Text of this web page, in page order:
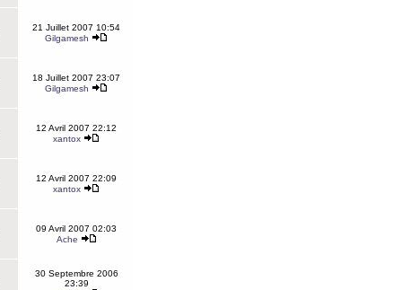
21 Juillet 2007 10:54
Gilgamesh
18 Juillet 2007 23:07
Gilgamesh
12 Avril 2007 22:12
xantox
12 Avril 2007 22:09
xantox
09 Avril 2007 02:03
Ache
30 Septembre 2006
23:39